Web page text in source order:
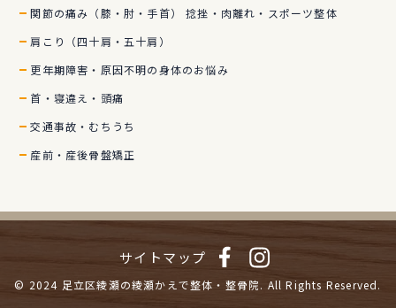
関節の痛み（膝・肘・手首） 捻挫・肉離れ・スポーツ整体
肩こり（四十肩・五十肩）
更年期障害・原因不明の身体のお悩み
首・寝違え・頭痛
交通事故・むちうち
産前・産後骨盤矯正
© 2024 足立区綾瀬の綾瀬かえで整体・整骨院. All Rights Reserved.
サイトマップ